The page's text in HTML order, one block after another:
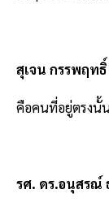
สุเจน กรรพฤทธิ์
คือคนที่อยู่ตรงนั้
รศ. ดร.อนุสรณ์